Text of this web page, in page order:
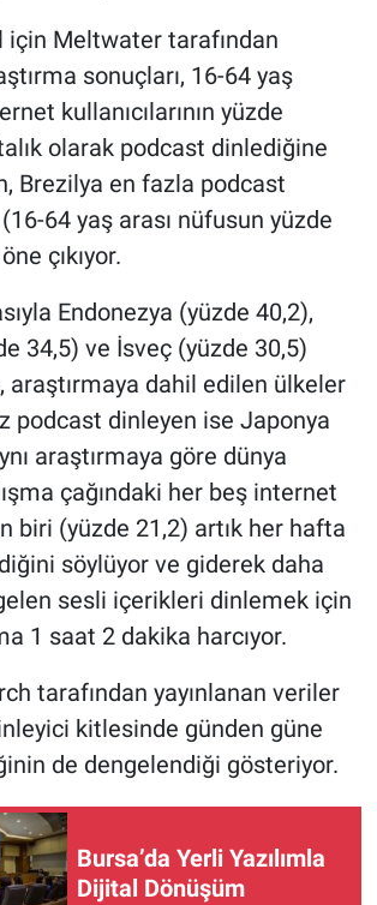
için Meltwater tarafından
sonuçları, 16-64 yaş
kullanıcılarının yüzde
olarak podcast dinlediğine
Brezilya en fazla podcast
64 yaş arası nüfusun yüzde
çıkıyor.
Endonezya (yüzde 40,2),
34,5) ve İsveç (yüzde 30,5)
araştırmaya dahil edilen ülkeler
podcast dinleyen ise Japonya
araştırmaya göre dünya
çağındaki her beş internet
biri (yüzde 21,2) artık her hafta
söylüyor ve giderek daha
sesli içerikleri dinlemek için
1 saat 2 dakika harcıyor.
tarafından yayınlanan veriler
kitlesinde günden güne
de dengelendiği gösteriyor.
Bursa’da Yerli Yazılımla
Dijital Dönüşüm